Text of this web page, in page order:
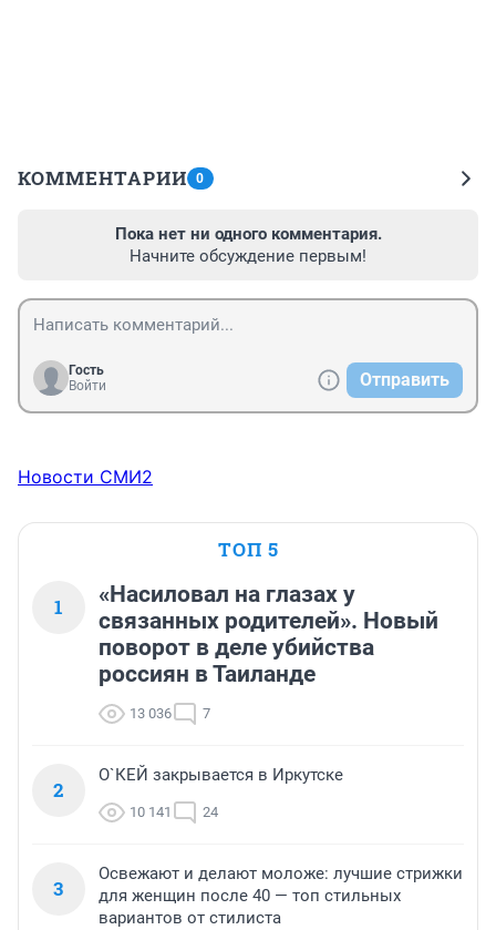
КОММЕНТАРИИ 0
Пока нет ни одного комментария.
Начните обсуждение первым!
Гость
Войти
Отправить
Новости СМИ2
ТОП 5
1
«Насиловал на глазах у
связанных родителей». Новый
поворот в деле убийства
россиян в Таиланде
13 036 7
2
О`КЕЙ закрывается в Иркутске
10 141 24
3
Освежают и делают моложе: лучшие стрижки
для женщин после 40 — топ стильных
вариантов от стилиста